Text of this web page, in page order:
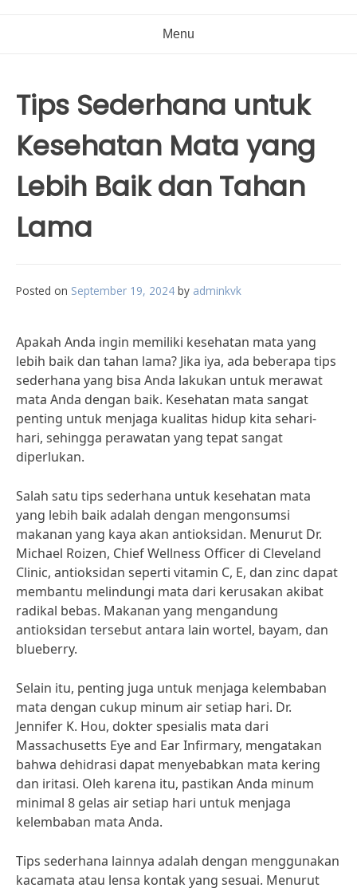
Menu
Tips Sederhana untuk
Kesehatan Mata yang
Lebih Baik dan Tahan
Lama
Posted on September 19, 2024 by adminkvk
Apakah Anda ingin memiliki kesehatan mata yang
lebih baik dan tahan lama? Jika iya, ada beberapa tips
sederhana yang bisa Anda lakukan untuk merawat
mata Anda dengan baik. Kesehatan mata sangat
penting untuk menjaga kualitas hidup kita sehari-
hari, sehingga perawatan yang tepat sangat
diperlukan.
Salah satu tips sederhana untuk kesehatan mata
yang lebih baik adalah dengan mengonsumsi
makanan yang kaya akan antioksidan. Menurut Dr.
Michael Roizen, Chief Wellness Officer di Cleveland
Clinic, antioksidan seperti vitamin C, E, dan zinc dapat
membantu melindungi mata dari kerusakan akibat
radikal bebas. Makanan yang mengandung
antioksidan tersebut antara lain wortel, bayam, dan
blueberry.
Selain itu, penting juga untuk menjaga kelembaban
mata dengan cukup minum air setiap hari. Dr.
Jennifer K. Hou, dokter spesialis mata dari
Massachusetts Eye and Ear Infirmary, mengatakan
bahwa dehidrasi dapat menyebabkan mata kering
dan iritasi. Oleh karena itu, pastikan Anda minum
minimal 8 gelas air setiap hari untuk menjaga
kelembaban mata Anda.
Tips sederhana lainnya adalah dengan menggunakan
kacamata atau lensa kontak yang sesuai. Menurut